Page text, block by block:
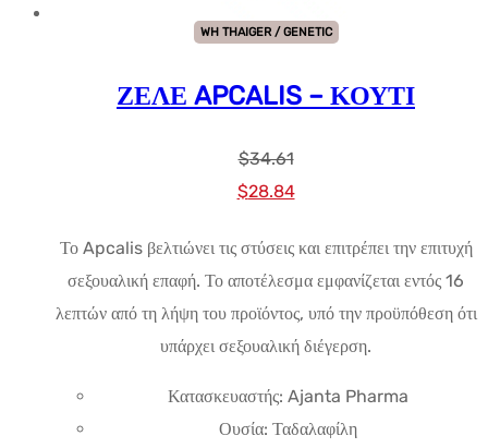
WH THAIGER / GENETIC
ΖΕΛΕ APCALIS – ΚΟΥΤΙ
$34.61
Αρχική
$34.61.
$28.84Η
τιμή
είναι:
$28.84.
Το Apcalis βελτιώνει τις στύσεις και επιτρέπει την επιτυχή
σεξουαλική επαφή. Το αποτέλεσμα εμφανίζεται εντός 16
λεπτών από τη λήψη του προϊόντος, υπό την προϋπόθεση ότι
υπάρχει σεξουαλική διέγερση.
Κατασκευαστής: Ajanta Pharma
Ουσία: Ταδαλαφίλη